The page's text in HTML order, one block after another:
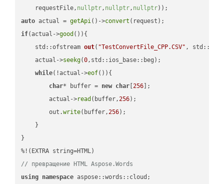
    requestFile,
nullptr, nullptr, nullptr))
auto actual = getApi()->convert
if(actual->good ()){
std::ofstream out( "TestConvertFile_CPP.CSV" ,
    actual->
seekg(0,std::ios_base::beg);
while(!actual->eof()){
char* buffer = new char [256 ];
        actual->
read (buffer,256);
        out.
write(buffer,256);
    }
}
// превращение HTML Aspose.Words
using namespace